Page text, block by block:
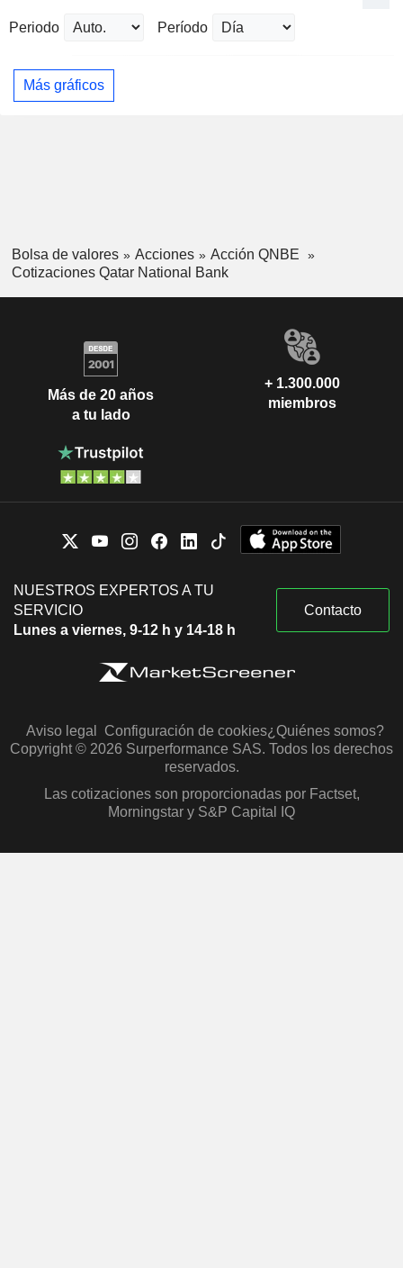
Periodo Período
Más gráficos
Bolsa de valores Acciones
Acción QNBE
Cotizaciones Qatar National Bank
Más de 20 años
a tu lado
+ 1.300.000
miembros
NUESTROS EXPERTOS A TU
SERVICIO
Lunes a viernes, 9-12 h y 14-18 h
Contacto
Aviso legal Configuración de cookies¿Quiénes somos?
Copyright © 2026 Surperformance SAS. Todos los derechos
reservados.
Las cotizaciones son proporcionadas por Factset,
Morningstar y S&P Capital IQ